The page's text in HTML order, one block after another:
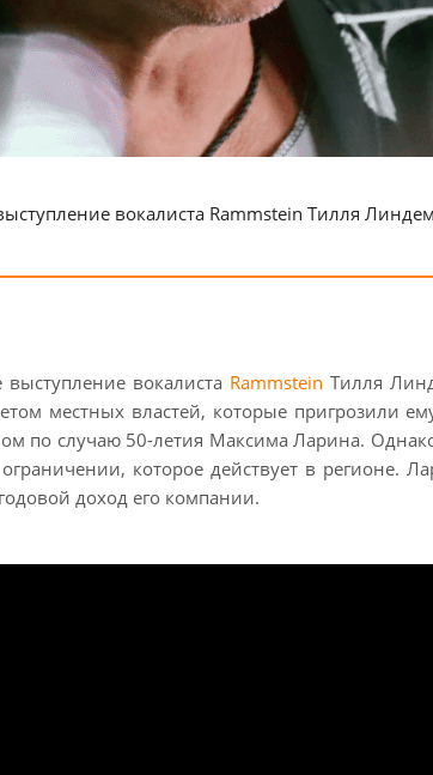
вокалиста Rammstein Тилля
вокалиста Rammstein Тилля
местных властей, которые пригрозили
по случаю 50-летия Максима Ларина.
которое действует в регионе.
доход его компании.